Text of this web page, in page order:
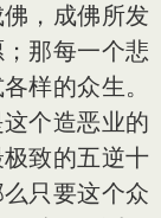
，成佛所发
那每一个悲
样的众生。
个造恶业的
致的五逆十
只要这个众